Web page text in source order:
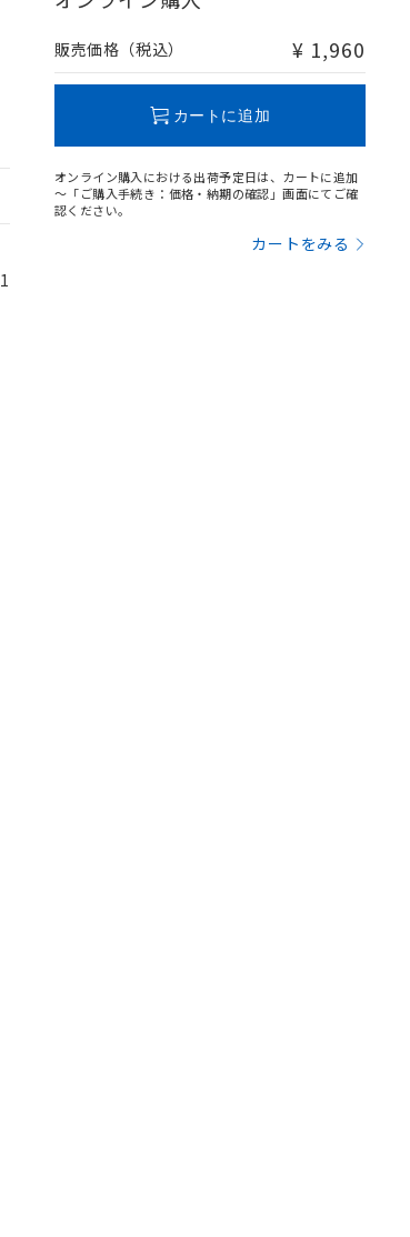
販売価格（税込） ¥ 1,960
カートに追加
オンライン購入における出荷予定日は、カートに追加
～「ご購入手続き：価格・納期の確認」画面にてご確
認ください。
カートをみる
だ
。
も
さ
こと
い
る
じ
装